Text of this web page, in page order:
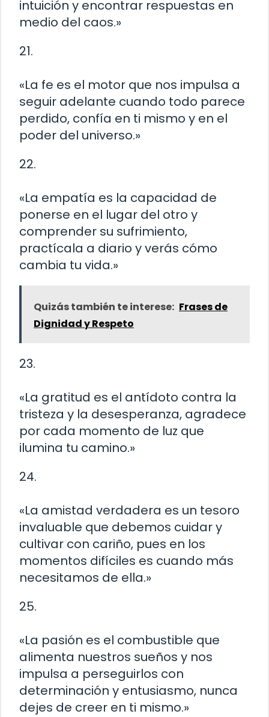
intuición y encontrar respuestas en
medio del caos.»
21.
«La fe es el motor que nos impulsa a
seguir adelante cuando todo parece
perdido, confía en ti mismo y en el
poder del universo.»
22.
«La empatía es la capacidad de
ponerse en el lugar del otro y
comprender su sufrimiento,
practícala a diario y verás cómo
cambia tu vida.»
Quizás también te interese: Frases de
Dignidad y Respeto
23.
«La gratitud es el antídoto contra la
tristeza y la desesperanza, agradece
por cada momento de luz que
ilumina tu camino.»
24.
«La amistad verdadera es un tesoro
invaluable que debemos cuidar y
cultivar con cariño, pues en los
momentos difíciles es cuando más
necesitamos de ella.»
25.
«La pasión es el combustible que
alimenta nuestros sueños y nos
impulsa a perseguirlos con
determinación y entusiasmo, nunca
dejes de creer en ti mismo.»